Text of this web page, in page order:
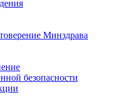
Минздрава
безопасности